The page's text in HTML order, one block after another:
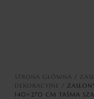
STRONA GŁÓWNA /
DEKORACYJNE /
140×270 CM TAŚMA